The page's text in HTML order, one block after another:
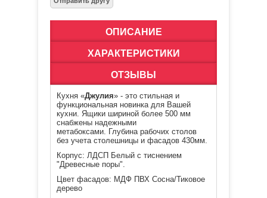
ОПИСАНИЕ
ХАРАКТЕРИСТИКИ
ОТЗЫВЫ
Кухня «Джулия» - это стильная и
функциональная новинка для Вашей
кухни. Ящики шириной более 500 мм
снабжены надежными
метабоксами. Глубина рабочих столов
без учета столешницы и фасадов 430мм.
Корпус: ЛДСП Белый с тиснением
"Древесные поры".
Цвет фасадов: МДФ ПВХ Сосна/Тиковое
дерево